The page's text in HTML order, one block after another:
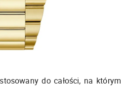
do całości, na którym